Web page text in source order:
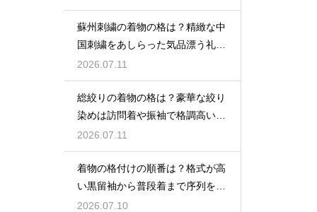
蘇州刺繍の着物の格は？精緻な中
国刺繍をあしらった気品漂う礼装
着
2026.07.11
総絞りの着物の格は？豪華な絞り
染めは訪問着や振袖で格調高い印
象に
2026.07.11
着物の格付けの順番は？格式が高
い黒留袖から普段着まで序列を解
説
2026.07.10